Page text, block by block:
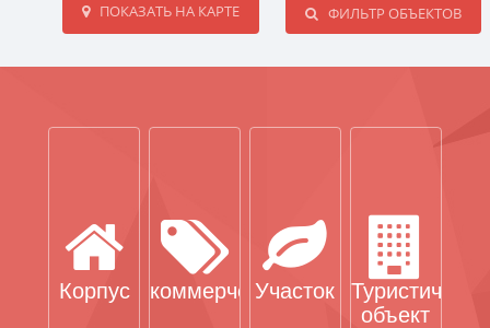
ПОКАЗАТЬ НА КАРТЕ ФИЛЬТР ОБЪЕКТОВ
Корпус коммерческаяУчасток
объект